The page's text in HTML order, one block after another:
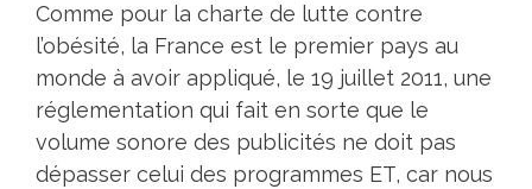
Comme pour la charte de lutte contre
l’obésité, la France est le premier pays au
monde à avoir appliqué, le 19 juillet 2011, une
réglementation qui fait en sorte que le
volume sonore des publicités ne doit pas
dépasser celui des programmes ET, car nous